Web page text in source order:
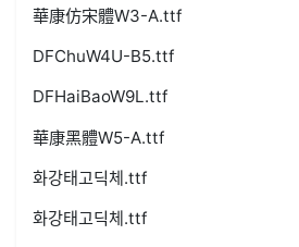
華康仿宋體W3-A.ttf
DFChuW4U-B5.ttf
DFHaiBaoW9L.ttf
華康黑體W5-A.ttf
화강태고딕체.ttf
화강태고딕체.ttf